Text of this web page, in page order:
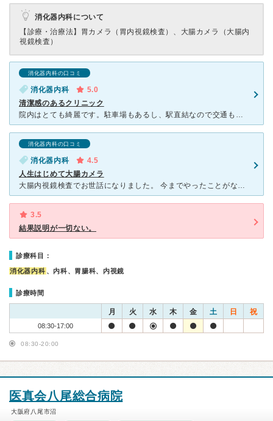
消化器内科について
【診療・治療法】 胃カメラ（胃内視鏡検査）、大腸カメラ（大腸内
視鏡検査）
消化器内科の口コミ
消化器内科
5.0
清潔感のあるクリニック
院内はとても綺麗です。駐車場もあるし、駅直結なので交通も便利です。胃カメラをしていただきましたが、先生も看護師さんも優しくて安心して受けることができました。そのあとの先生の説明もわかりやすく、このクリ
消化器内科の口コミ
消化器内科
4.5
人生はじめて大腸カメラ
大腸内視鏡検査でお世話になりました。 今までやったことがなかったのでドキドキでした。 先生やスタッフの皆さんもとても優しく丁寧です。 院内はとても清潔で綺麗です。 ここでは、麻酔を使って検査を
3.5
結果説明が一切ない。
診療科目：
消化器内科 、内科、胃腸科、内視鏡
診療時間
月 火 水 木 金 土 日 祝
08:30-17:00
08:30-20:00
医真会八尾総合病院
大阪府八尾市沼